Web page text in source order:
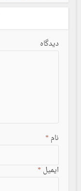
دیدگاه
نام*
ایمیل*